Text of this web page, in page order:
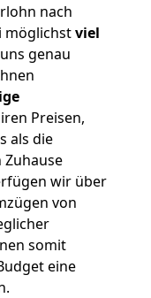
nach
möglichstviel
genau
Preisen,
als die
wir über
von
somit
eine